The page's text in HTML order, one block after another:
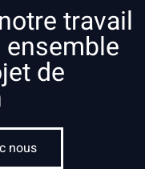
travail
de
nous